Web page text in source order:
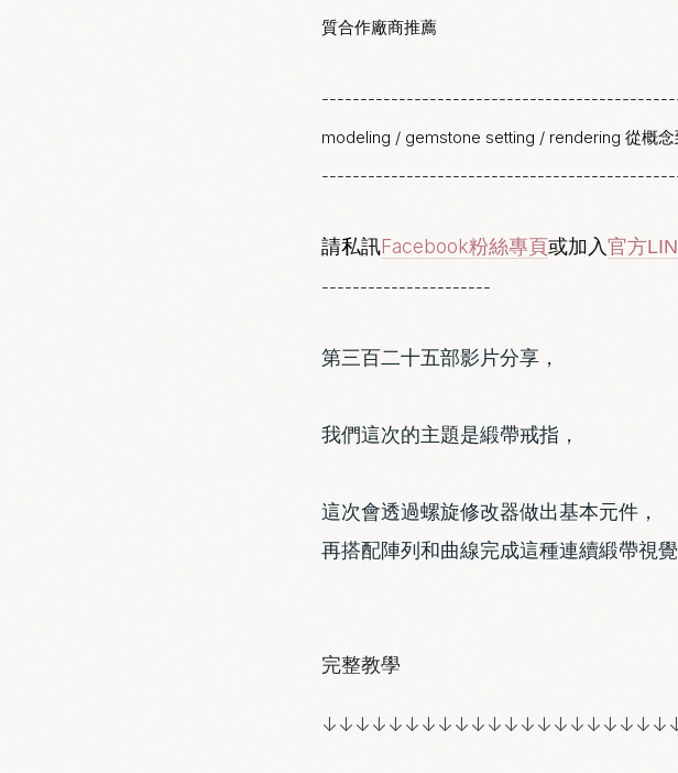
質合作廠商推薦
modeling / gemstone setting / rendering 從
請私訊Facebook粉絲專頁或加入官方
----------------------
第三百二十五部影片分享，
我們這次的主題是緞帶戒指，
這次會透過螺旋修改器做出基本元件，
再搭配陣列和曲線完成這種連續緞帶視
完整教學